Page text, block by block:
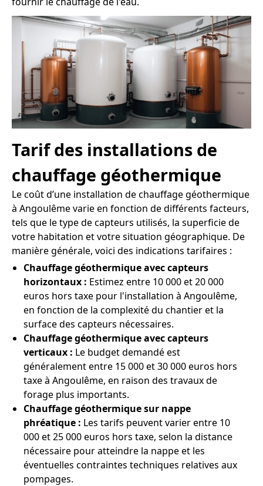
Tarif des installations de
chauffage géothermique
Le coût d’une installation de chauffage géothermique
à Angoulême varie en fonction de différents facteurs,
tels que le type de capteurs utilisés, la superficie de
votre habitation et votre situation géographique. De
manière générale, voici des indications tarifaires :
Chauffage géothermique avec capteurs
horizontaux : Estimez entre 10 000 et 20 000
euros hors taxe pour l'installation à Angoulême,
en fonction de la complexité du chantier et la
surface des capteurs nécessaires.
Chauffage géothermique avec capteurs
verticaux : Le budget demandé est
généralement entre 15 000 et 30 000 euros hors
taxe à Angoulême, en raison des travaux de
forage plus importants.
Chauffage géothermique sur nappe
phréatique : Les tarifs peuvent varier entre 10
000 et 25 000 euros hors taxe, selon la distance
nécessaire pour atteindre la nappe et les
éventuelles contraintes techniques relatives aux
pompages.